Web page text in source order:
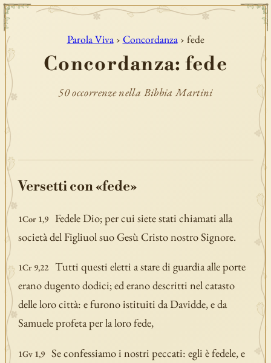
Parola Viva › Concordanza › fede
Concordanza: fede
50 occorrenze nella Bibbia Martini
Versetti con «fede»
1Cor 1,9
Fedele Dio; per cui siete stati chiamati alla
società del Figliuol suo Gesù Cristo nostro Signore.
1Cr 9,22
Tutti questi eletti a stare di guardia alle porte
erano dugento dodici; ed erano descritti nel catasto
delle loro città: e furono istituiti da Davidde, e da
Samuele profeta per la loro fede,
1Gv 1,9
Se confessiamo i nostri peccati: egli è fedele, e